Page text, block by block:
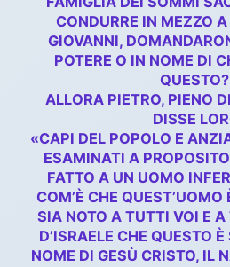
CONDURRE IN MEZZO
GIOVANNI,
POTERE O IN NOME DI
ALLORA PIETRO, PIENO
DISSE
«CAPI DEL POPOLO E
ESAMINATI A
FATTO A UN UOMO
COM’È CHE
SIA NOTO A TUTTI VOI E
D’ISRAELE CHE QUESTO
NOME DI GESÙ CRISTO, IL